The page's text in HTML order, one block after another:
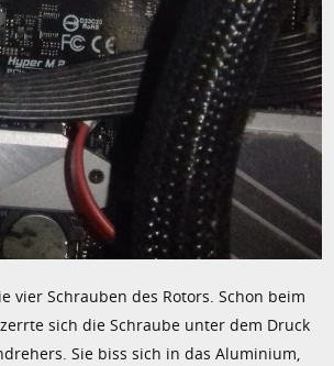
vier Schrauben des Rotors. Schon beim
sich die Schraube unter dem Druck
Sie biss sich in das Aluminium,